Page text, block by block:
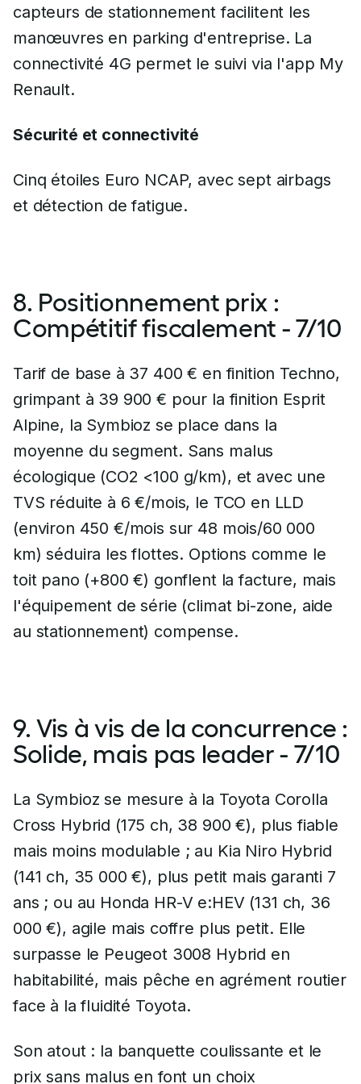
capteurs de stationnement facilitent les
manœuvres en parking d'entreprise. La
connectivité 4G permet le suivi via l'app My
Renault.
Sécurité et connectivité
Cinq étoiles Euro NCAP, avec sept airbags
et détection de fatigue.
8. Positionnement prix :
Compétitif fiscalement - 7/10
Tarif de base à 37 400 € en finition Techno,
grimpant à 39 900 € pour la finition Esprit
Alpine, la Symbioz se place dans la
moyenne du segment. Sans malus
écologique (CO2 <100 g/km), et avec une
TVS réduite à 6 €/mois, le TCO en LLD
(environ 450 €/mois sur 48 mois/60 000
km) séduira les flottes. Options comme le
toit pano (+800 €) gonflent la facture, mais
l'équipement de série (climat bi-zone, aide
au stationnement) compense.
9. Vis à vis de la concurrence :
Solide, mais pas leader - 7/10
La Symbioz se mesure à la Toyota Corolla
Cross Hybrid (175 ch, 38 900 €), plus fiable
mais moins modulable ; au Kia Niro Hybrid
(141 ch, 35 000 €), plus petit mais garanti 7
ans ; ou au Honda HR-V e:HEV (131 ch, 36
000 €), agile mais coffre plus petit. Elle
surpasse le Peugeot 3008 Hybrid en
habitabilité, mais pêche en agrément routier
face à la fluidité Toyota.
Son atout : la banquette coulissante et le
prix sans malus en font un choix